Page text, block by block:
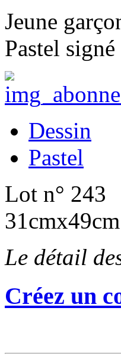
Jeune
Pastel signé
Dessin
Pastel
Lot n° 243
31cmx49cm
Le détail
Créez un